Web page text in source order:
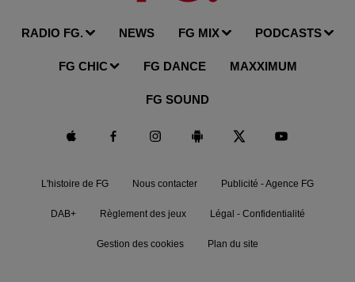
RADIO FG. NEWS FG MIX PODCASTS
FG CHIC FG DANCE MAXXIMUM
FG SOUND
L'histoire de FG Nous contacter Publicité - Agence FG
DAB+ Règlement des jeux Légal - Confidentialité
Gestion des cookies Plan du site